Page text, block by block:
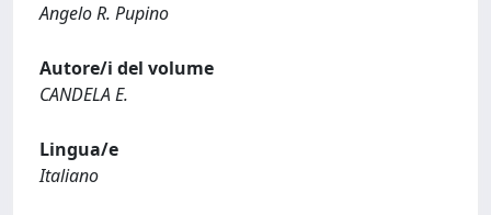
Angelo R. Pupino
Autore/i del volume
CANDELA E.
Lingua/e
Italiano